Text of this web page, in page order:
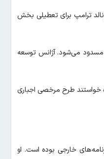
ترامپ برای تعطیلی بخش
اعمال شود مسدود می‌شود. آژانس توسعه
خواستند طرح مرخصی اجباری
خارجی بوده است. او